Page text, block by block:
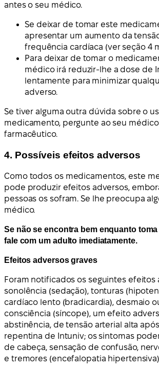
antes o seu médico.
Se deixar de tomar este
apresentar um aumento da
frequência cardíaca (ver seção 4
Para deixar de tomar o
médico irá reduzir-lhe a dose de
lentamente para minimizar
adverso.
Se tiver alguma outra dúvida sobre o
medicamento, pergunte ao seu
farmacêutico.
4. Possíveis efeitos adversos
Como todos os medicamentos, este
pode produzir efeitos adversos,
pessoas os sofram. Se lhe preocupa
médico.
Se não se encontra bem enquanto
fale com um adulto imediatamente.
Efeitos adversos graves
Foram notificados os seguintes efeitos
sonolência (sedação), tonturas
cardíaco lento (bradicardia), desmaio
consciência (síncope), um efeito
abstinência, de tensão arterial alta
repentina de Intuniv; os sintomas
de cabeça, sensação de confusão,
e tremores (encefalopatia